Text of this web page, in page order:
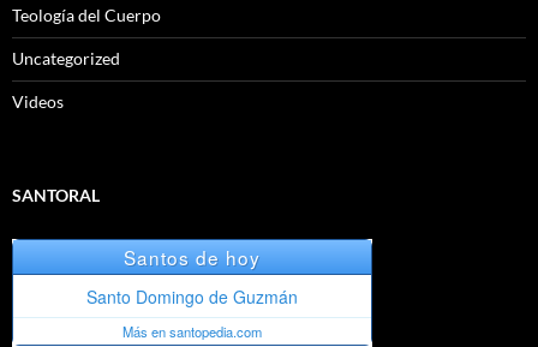
Teología del Cuerpo
Uncategorized
Videos
SANTORAL